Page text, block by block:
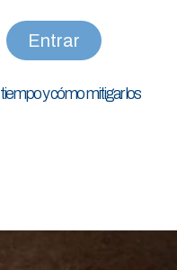
Entrar
y cómo mitigar los